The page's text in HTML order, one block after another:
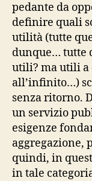
pedante da
definire quali
utilità (tutte
dunque… tutte
utili? ma utili a
all’infinito…)
senza ritorno.
un servizio
esigenze
aggregazione,
quindi, in
in tale